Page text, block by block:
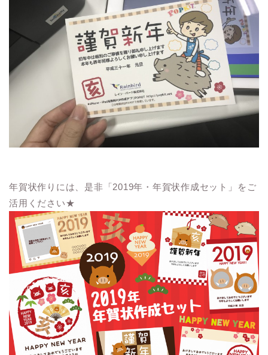
年賀状作りには、是非「2019年・年賀状作成セット」をご
活用ください★